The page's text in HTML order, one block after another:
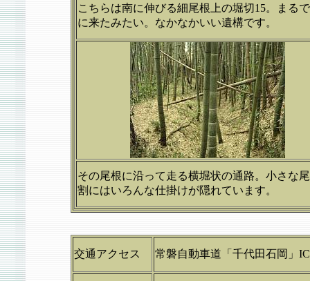
こちらは南に伸びる細尾根上の堀切15。まる
に来たみたい。なかなかいい遺構です。
その尾根に沿って走る横堀状の通路。小さな
割にはいろんな仕掛けが隠れています。
交通アクセス 常磐自動車道「千代田石岡」